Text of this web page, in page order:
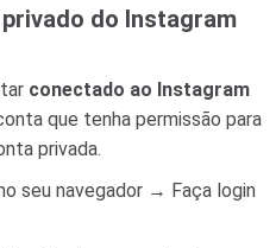
do Instagram
conectado ao Instagram
que tenha permissão para
privada.
seu navegador → Faça login